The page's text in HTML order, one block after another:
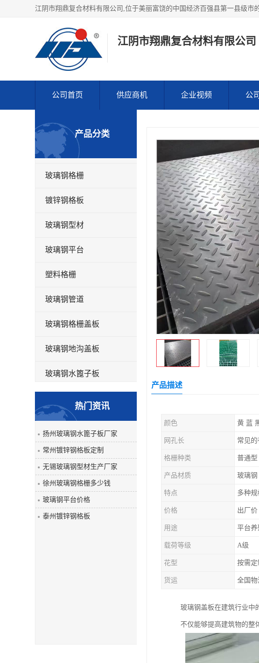
江阴市翔鼎复合材料有限公司
公司首页 供应商机 企业视频 公
产品分类
玻璃钢格栅
镀锌钢格板
玻璃钢型材
玻璃钢平台
塑料格栅
玻璃钢管道
玻璃钢格栅盖板
玻璃钢地沟盖板
玻璃钢水篦子板
玻璃钢平板
玻璃钢盖板
热门资讯
扬州玻璃钢水篦子板厂家
常州镀锌钢格板定制
无锡玻璃钢型材生产厂家
徐州玻璃钢格栅多少钱
玻璃钢平台价格
泰州镀锌钢格板
产品描述
颜色 黄 蓝
网孔长
格栅种类
产品材质 玻璃钢
特点 多种
价格 出厂价
用途 平台
载荷等级 A级
花型 按需定
货运 全国物
玻璃钢盖板在建筑行业中
不仅能够提高建筑物的整